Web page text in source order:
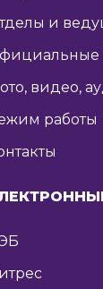
и
видео,
работы